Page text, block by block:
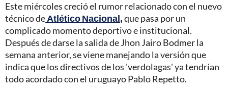
Este miércoles creció el rumor relacionado con el nuevo
técnico deAtlético Nacional,que pasa por un
complicado momento deportivo e institucional.
Después de darse la salida de Jhon Jairo Bodmer la
semana anterior, se viene manejando la versión que
indica que los directivos de los 'verdolagas' ya tendrían
todo acordado con el uruguayo Pablo Repetto.